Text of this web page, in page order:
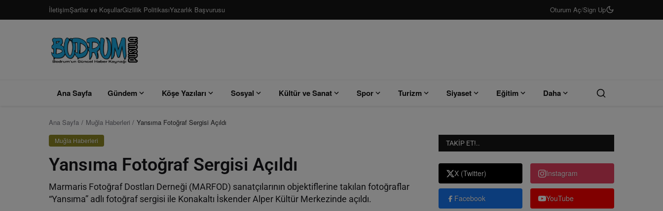
İletişimŞartlar ve KoşullarGizlilik PolitikasıYazarlık Başvurusu Oturum Aç/Sign Up
Ana Sayfa Gündem Köşe Yazıları Sosyal Kültür ve Sanat Spor Turizm Siyaset Eğitim Daha
Ana Sayfa Muğla Haberleri Yansıma Fotoğraf Sergisi Açıldı
Muğla Haberleri
Yansıma Fotoğraf Sergisi Açıldı
Marmaris Fotoğraf Dostları Derneği (MARFOD) sanatçılarının objektiflerine takılan fotoğraflar
“Yansıma” adlı fotoğraf sergisi ile Konakaltı İskender Alper Kültür Merkezinde açıldı.
TAKIP ET!..
X (Twitter) Instagram
Facebook YouTube